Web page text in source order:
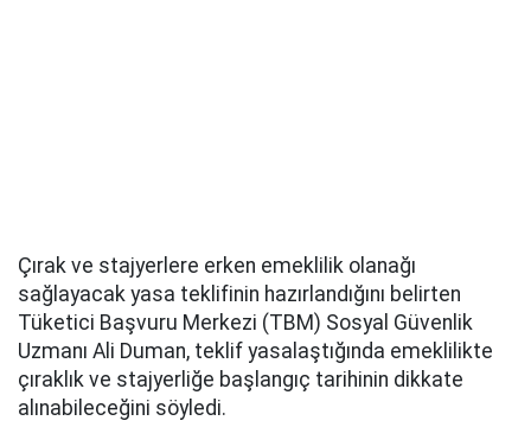
Çırak ve stajyerlere erken emeklilik olanağı
sağlayacak yasa teklifinin hazırlandığını belirten
Tüketici Başvuru Merkezi (TBM) Sosyal Güvenlik
Uzmanı Ali Duman, teklif yasalaştığında emeklilikte
çıraklık ve stajyerliğe başlangıç tarihinin dikkate
alınabileceğini söyledi.